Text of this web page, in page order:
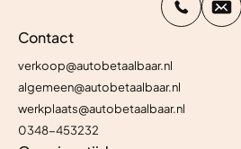
Contact
verkoop@autobetaalbaar.nl
algemeen@autobetaalbaar.nl
werkplaats@autobetaalbaar.nl
0348-453232